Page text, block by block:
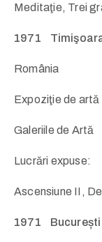
Meditaţie, Trei
1971
România
Expoziţie de
Galeriile de Artă
Lucrări expuse:
Ascensiune II,
1971 București